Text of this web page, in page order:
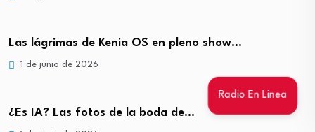
Radio En Linea
Las lágrimas de Kenia OS en pleno show…
1 de junio de 2026
¿Es IA? Las fotos de la boda de…